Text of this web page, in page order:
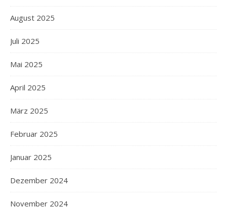
August 2025
Juli 2025
Mai 2025
April 2025
März 2025
Februar 2025
Januar 2025
Dezember 2024
November 2024